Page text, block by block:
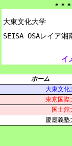
＊＊
大東文化大学
イ
ホーム
大東文化
東京国際
国士舘
慶應義塾